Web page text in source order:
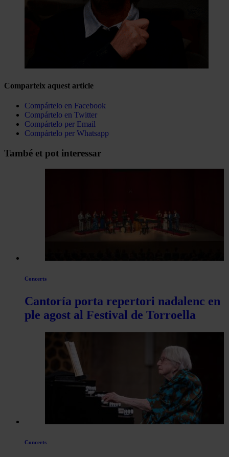
Comparteix aquest article
Compártelo en Facebook
Compártelo en Twitter
Compártelo per Email
Compártelo per Whatsapp
Navegar
També et pot interessar
Concerts
Cantoría porta repertori nadalenc en
ple agost al Festival de Torroella
Concerts